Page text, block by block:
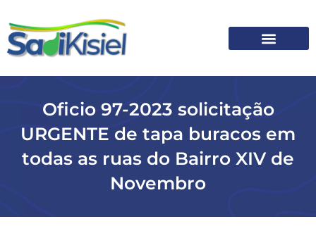
Oficio 97-2023 solicitação
URGENTE de tapa buracos em
todas as ruas do Bairro XIV de
Novembro